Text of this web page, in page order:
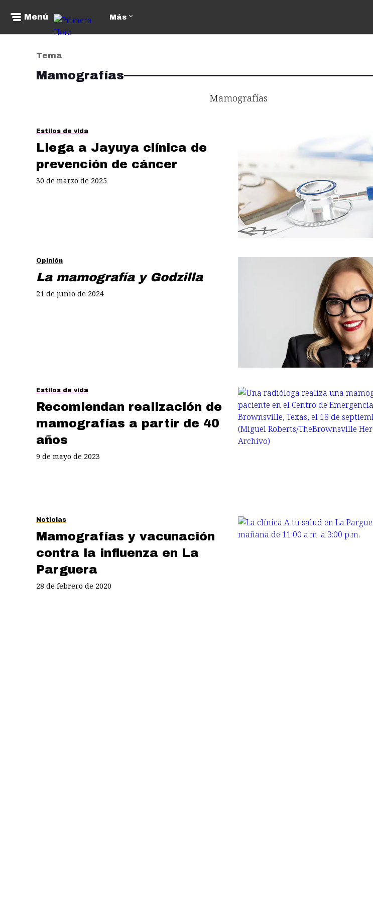
Menú Más
Tema
Mamografías
Mamografías
Estilos de vida
Llega a Jayuya clínica de
prevención de cáncer
30 de marzo de 2025
Opinión
La mamografía y Godzilla
21 de junio de 2024
Estilos de vida
Recomiendan realización de
mamografías a partir de 40
años
9 de mayo de 2023
Noticias
Mamografías y vacunación
contra la influenza en La
Parguera
28 de febrero de 2020